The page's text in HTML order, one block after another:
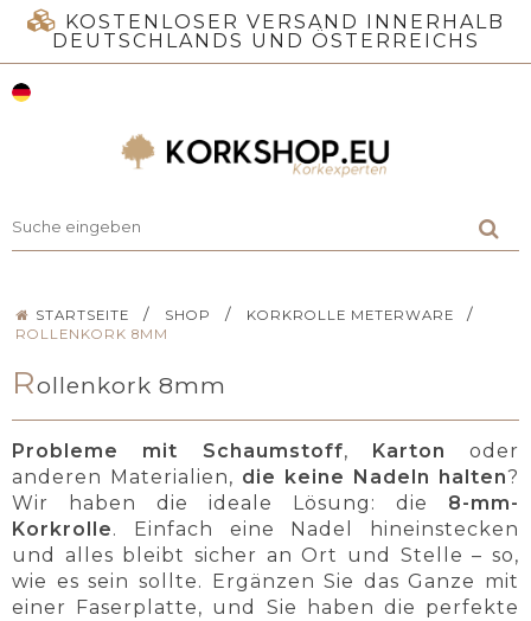
KOSTENLOSER VERSAND INNERHALB
DEUTSCHLANDS UND ÖSTERREICHS
STARTSEITE / SHOP / KORKROLLE METERWARE /
ROLLENKORK 8MM
Rollenkork 8mm
Probleme mit Schaumstoff, Karton oder
anderen Materialien, die keine Nadeln halten?
Wir haben die ideale Lösung: die 8-mm-
Korkrolle. Einfach eine Nadel hineinstecken
und alles bleibt sicher an Ort und Stelle – so,
wie es sein sollte. Ergänzen Sie das Ganze mit
einer Faserplatte, und Sie haben die perfekte